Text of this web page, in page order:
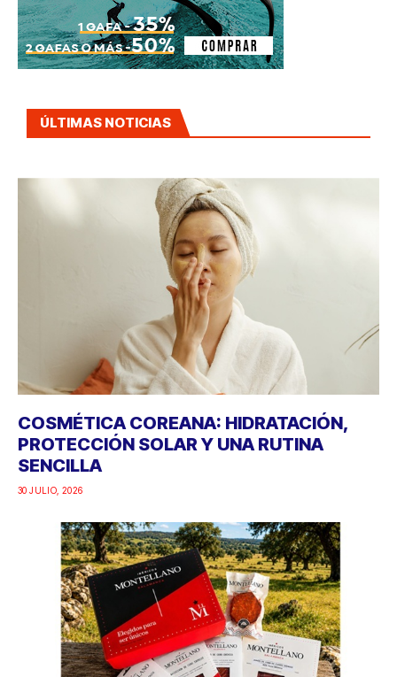
ÚLTIMAS NOTICIAS
COSMÉTICA COREANA: HIDRATACIÓN,
PROTECCIÓN SOLAR Y UNA RUTINA
SENCILLA
30 JULIO, 2026